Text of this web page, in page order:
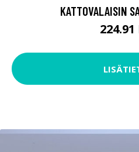
KATTOVALAISIN
224.91